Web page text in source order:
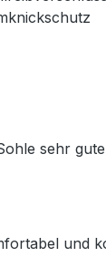
sehr
und